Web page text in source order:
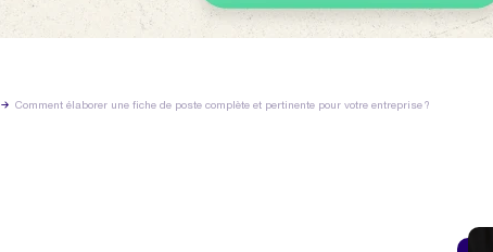
Comment élaborer une fiche de poste complète et pertinente pour votre entreprise ?